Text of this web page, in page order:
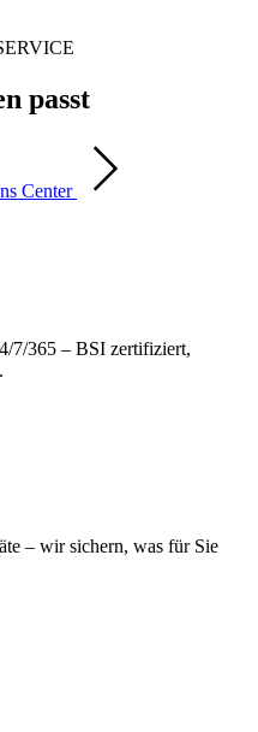
passt
Center
7/365 – BSI zertifiziert,
– wir sichern, was für Sie